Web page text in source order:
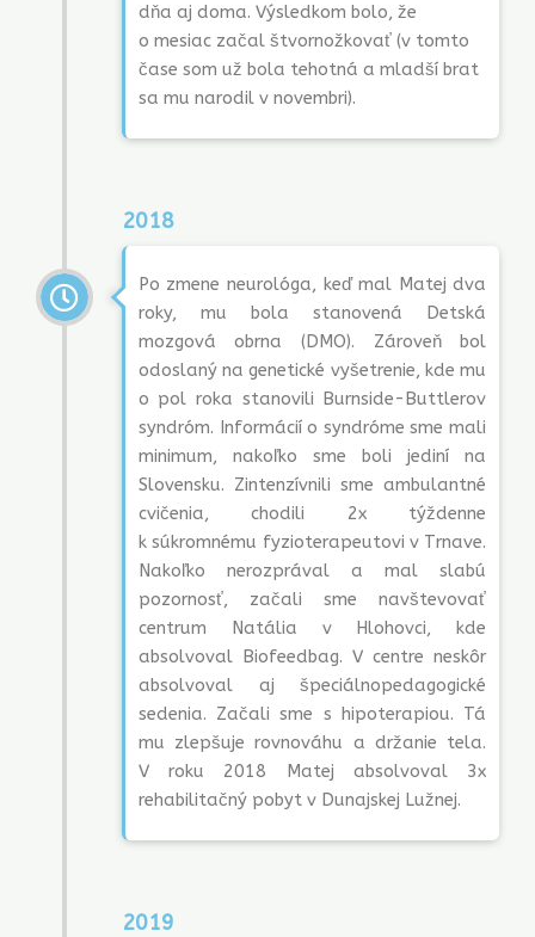
dňa aj doma. Výsledkom bolo, že
o mesiac začal štvornožkovať (v tomto
čase som už bola tehotná a mladší brat
sa mu narodil v novembri).
2018
Po zmene neurológa, keď mal Matej dva
roky, mu bola stanovená Detská
mozgová obrna (DMO). Zároveň bol
odoslaný na genetické vyšetrenie, kde mu
o pol roka stanovili Burnside-Buttlerov
syndróm. Informácií o syndróme sme mali
minimum, nakoľko sme boli jediní na
Slovensku. Zintenzívnili sme ambulantné
cvičenia, chodili 2x týždenne
k súkromnému fyzioterapeutovi v Trnave.
Nakoľko nerozprával a mal slabú
pozornosť, začali sme navštevovať
centrum Natália v Hlohovci, kde
absolvoval Biofeedbag. V centre neskôr
absolvoval aj špeciálnopedagogické
sedenia. Začali sme s hipoterapiou. Tá
mu zlepšuje rovnováhu a držanie tela.
V roku 2018 Matej absolvoval 3x
rehabilitačný pobyt v Dunajskej Lužnej.
2019